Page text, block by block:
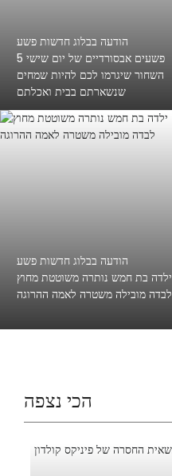
הודעה בבלוג חדשות פשע
5 פשעים אבסורדיים של יום שישי
השחור שיגרמו לכם להיות שמחים
שנשארתם בבית ואכלתם
הודעה בבלוג חדשות פשע
ילדה בת חמש נותרה משוטטת מחוץ
לבדה מובילה משטרה לאמה ההרוגה
הכי נצפה